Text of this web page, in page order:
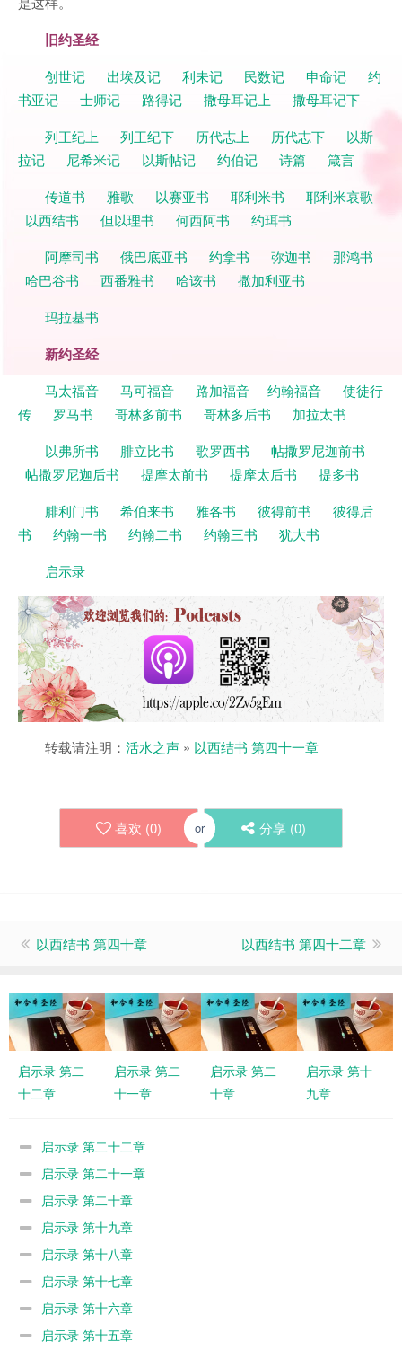
旧约圣经
创世记 出埃及记 利未记 民数记 申命记
约
书亚记
士师记 路得记 撒母耳记上
撒母耳记下
列王纪上
列王纪下 历代志上 历代志下
以斯
拉记
尼希米记 以斯帖记 约伯记 诗篇
箴言
传道书
雅歌 以赛亚书 耶利米书
耶利米哀歌
以西结书
但以理书 何西阿书
约珥书
阿摩司书
俄巴底亚书 约拿书 弥迦书
那鸿书
哈巴谷书
西番雅书 哈该书
撒加利亚书
玛拉基书
新约圣经
马太福音 马可福音 路加福音 约翰福音
使徒行
传
罗马书 哥林多前书 哥林多后书
加拉太书
以弗所书
腓立比书 歌罗西书
帖撒罗尼迦前书
帖撒罗尼迦后书
提摩太前书 提摩太后书
提多书
腓利门书
希伯来书 雅各书 彼得前书
彼得后
书
约翰一书 约翰二书 约翰三书
犹大书
启示录
转载请注明： 活水之声 » 以西结书 第四十一章
喜欢 (0) or 分享 (0)
以西结书 第四十章 以西结书 第四十二章
启示录 第二
十二章
启示录 第二
十一章
启示录 第二
十章
启示录 第十
九章
启示录 第二十二章
启示录 第二十一章
启示录 第二十章
启示录 第十九章
启示录 第十八章
启示录 第十七章
启示录 第十六章
启示录 第十五章